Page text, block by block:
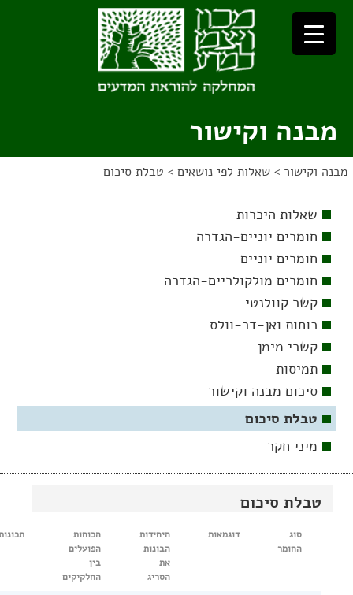
מבנה וקישור
מבנה וקישור > שאלות לפי נושאים > טבלת סיכום
טבלת סיכום
סוג
החומר
דוגמאות
היחידות
הבונות
את
הסריג
הכוחות
הפועלים
בין
החלקיקים
שאלות היכרות
חומרים יוניים-הגדרה
חומרים יוניים
חומרים מולקולריים-הגדרה
קשר קוולנטי
כוחות ואן-דר-וולס
קשרי מימן
תמיסות
סיכום מבנה וקישור
טבלת סיכום
מיני חקר